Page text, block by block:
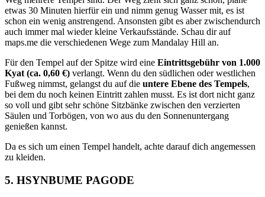
etwas 30 Minuten hierfür ein und nimm genug Wasser mit, es ist
schon ein wenig anstrengend. Ansonsten gibt es aber zwischendurch
auch immer mal wieder kleine Verkaufsstände. Schau dir auf
maps.me die verschiedenen Wege zum Mandalay Hill an.
Für den Tempel auf der Spitze wird eine Eintrittsgebühr von 1.000
Kyat (ca. 0,60 €) verlangt. Wenn du den südlichen oder westlichen
Fußweg nimmst, gelangst du auf die untere Ebene des Tempels,
bei dem du noch keinen Eintritt zahlen musst. Es ist dort nicht ganz
so voll und gibt sehr schöne Sitzbänke zwischen den verzierten
Säulen und Torbögen, von wo aus du den Sonnenuntergang
genießen kannst.
Da es sich um einen Tempel handelt, achte darauf dich angemessen
zu kleiden.
5. HSYNBUME PAGODE